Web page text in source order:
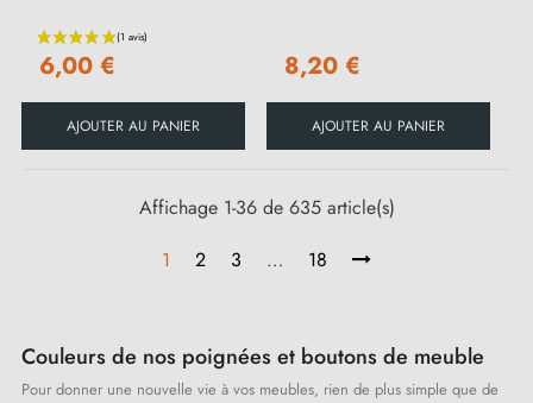
6,00 €
AJOUTER AU PANIER
8,20 €
AJOUTER AU PANIER
Affichage 1-36 de 635 article(s)
1
2 3 … 18
Couleurs de nos poignées et boutons de meuble
Pour donner une nouvelle vie à vos meubles, rien de plus simple que de